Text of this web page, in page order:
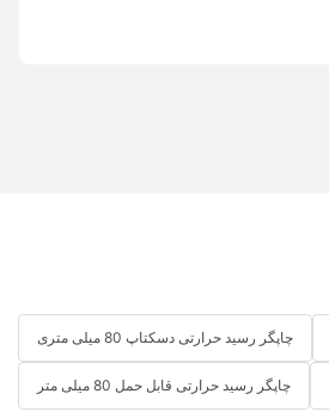
چاپگر رسید حرارتی دسکتاپ 80 میلی متری
چاپگر رسید حرارتی قابل حمل 80 میلی متر